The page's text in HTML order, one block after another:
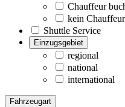
Chauffeur
kein Chauffeur
Shuttle Service
Einzugsgebiet
regional
national
international
Fahrzeugart